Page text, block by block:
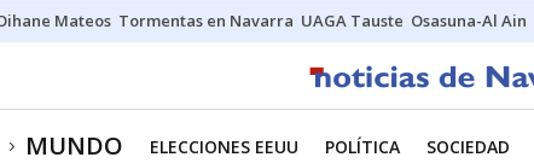
Mateos Tormentas en Navarra UAGA Tauste Osasuna-Al Ain
MUNDO ELECCIONES EEUU POLÍTICA SOCIEDAD